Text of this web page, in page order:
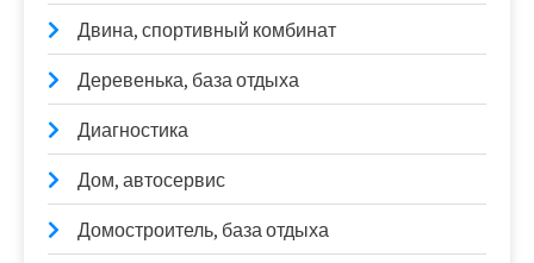
Двина, спортивный комбинат
Деревенька, база отдыха
Диагностика
Дом, автосервис
Домостроитель, база отдыха